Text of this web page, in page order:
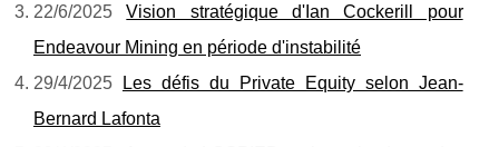
22/6/2025Vision stratégique d'Ian Cockerill pour
Endeavour Mining en période d'instabilité
29/4/2025
Les défis du Private Equity selon Jean-
Bernard Lafonta